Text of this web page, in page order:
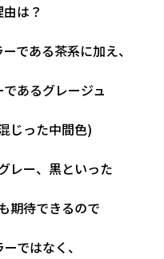
由は？
である茶系に加え、
あるグレージュ
じった中間色)
レー、黒といった
期待できるので
ではなく、